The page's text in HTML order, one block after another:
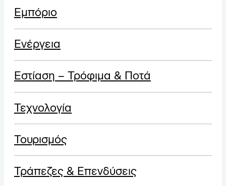
Εμπόριο
Ενέργεια
Εστίαση – Τρόφιμα & Ποτά
Τεχνολογία
Τουρισμός
Τράπεζες & Επενδύσεις